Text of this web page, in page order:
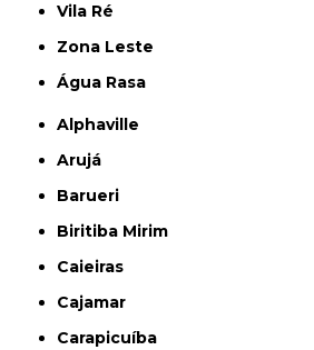
Vila Ré
Zona Leste
Água Rasa
Alphaville
Arujá
Barueri
Biritiba Mirim
Caieiras
Cajamar
Carapicuíba